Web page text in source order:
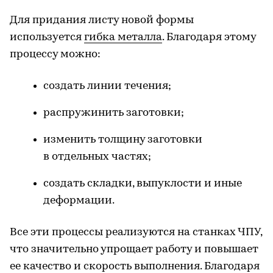
Для придания листу новой формы
используется гибка металла. Благодаря этому
процессу можно:
создать линии течения;
распружинить заготовки;
изменить толщину заготовки
в отдельных частях;
создать складки, выпуклости и иные
деформации.
Все эти процессы реализуются на станках ЧПУ,
что значительно упрощает работу и повышает
ее качество и скорость выполнения. Благодаря